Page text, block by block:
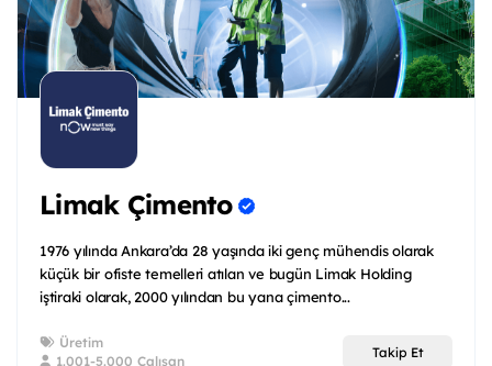
Limak Çimento
1976 yılında Ankara’da 28 yaşında iki genç mühendis olarak
küçük bir ofiste temelleri atılan ve bugün Limak Holding
iştiraki olarak, 2000 yılından bu yana çimento...
Üretim
1.001-5.000 Çalışan
Takip Et